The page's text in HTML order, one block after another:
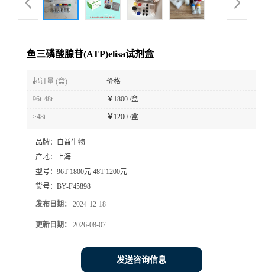
鱼三磷酸腺苷(ATP)elisa试剂盒
起订量 (盒) 价格
96t-48t ￥ 1800 /盒
≥48t ￥ 1200 /盒
品牌：
白益生物
产地： 上海
型号： 96T 1800元 48T 1200元
货号： BY-F45898
发布日期： 2024-12-18
更新日期： 2026-08-07
发送咨询信息